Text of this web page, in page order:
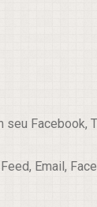
Facebook,
Email,